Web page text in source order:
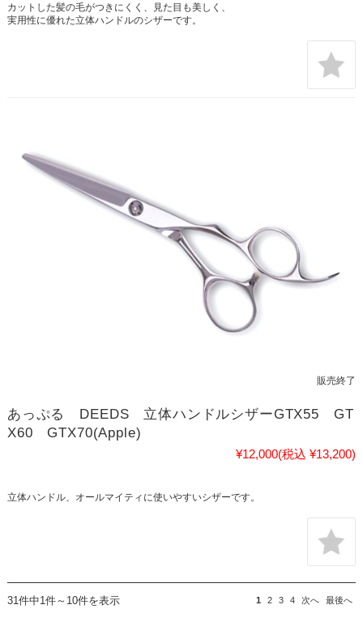
カットした髪の毛がつきにくく、見た目も美しく、
実用性に優れた立体ハンドルのシザーです。
販売終了
あっぷる DEEDS 立体ハンドルシザーGTX55 GT
X60 GTX70(Apple)
¥12,000(税込 ¥13,200)
立体ハンドル、オールマイティに使いやすいシザーです。
31件中1件～10件を表示 1 2 3 4 次へ 最後へ